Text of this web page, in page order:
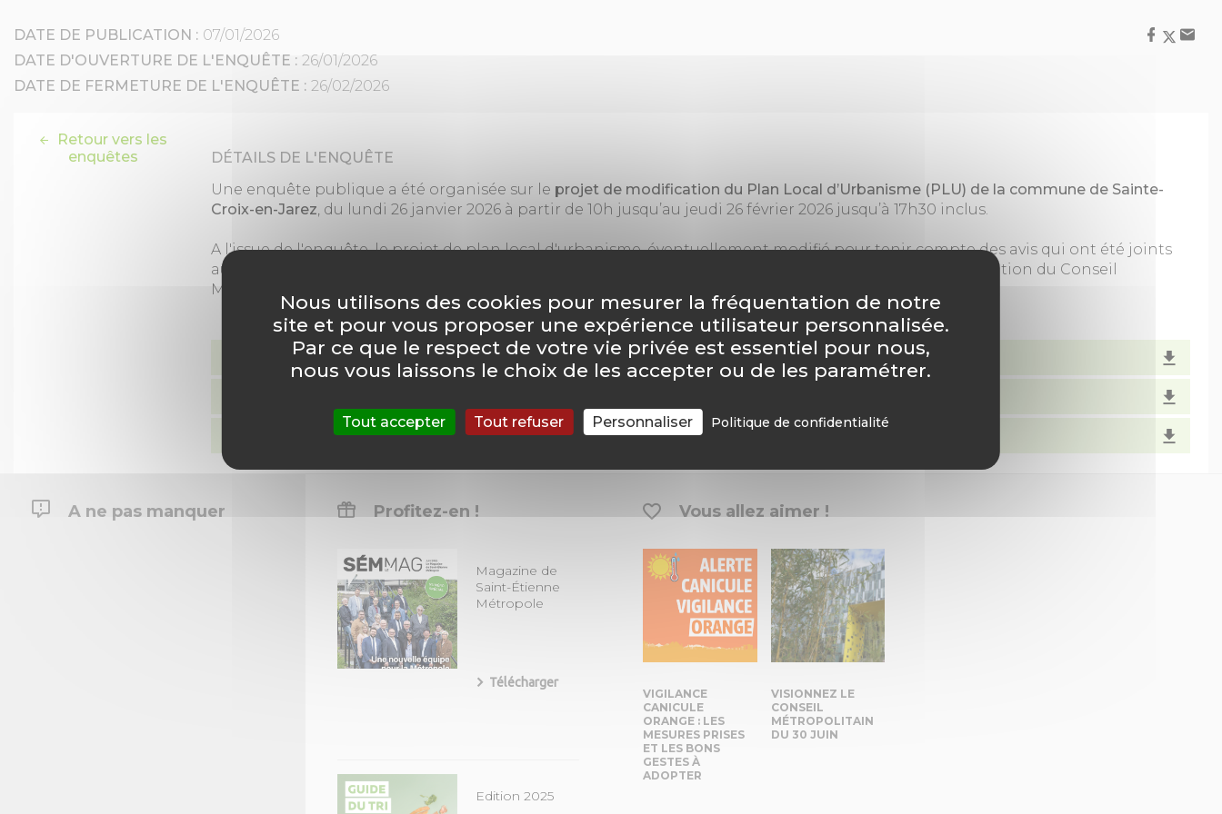
DATE DE PUBLICATION : 07/01/2026
DATE D'OUVERTURE DE L'ENQUÊTE : 26/01/2026
DATE DE FERMETURE DE L'ENQUÊTE : 26/02/2026
Retour vers les
enquêtes
DÉTAILS DE L'ENQUÊTE
Une enquête publique a été organisée sur le projet de modification du Plan Local d’Urbanisme (PLU) de la commune de Sainte-
Croix-en-Jarez, du lundi 26 janvier 2026 à partir de 10h jusqu’au jeudi 26 février 2026 jusqu’à 17h30 inclus.
A l'issue de l'enquête, le projet de plan local d'urbanisme, éventuellement modifié pour tenir compte des avis qui ont été joints
au dossier, des observations du public et du rapport du commissaire enquêteur, sera soumis à l’approbation du Conseil
Métropolitain de Saint-Étienne Métropole.
Procès-verbal de synthèse du commissaire enquêteur
Conclusions du commissaire enquêteur
Profitez-en !
Magazine de
Saint-Étienne
Métropole
Télécharger
Edition 2025
Vous allez aimer !
VIGILANCE
CANICULE
ORANGE : LES
MESURES PRISES
ET LES BONS
GESTES À
ADOPTER
VISIONNEZ LE
CONSEIL
MÉTROPOLITAIN
DU 30 JUIN
A ne pas manquer
Nous utilisons des cookies pour mesurer la fréquentation de notre
site et pour vous proposer une expérience utilisateur personnalisée.
Par ce que le respect de votre vie privée est essentiel pour nous,
nous vous laissons le choix de les accepter ou de les paramétrer.
Tout accepter Tout refuser Personnaliser Politique de confidentialité